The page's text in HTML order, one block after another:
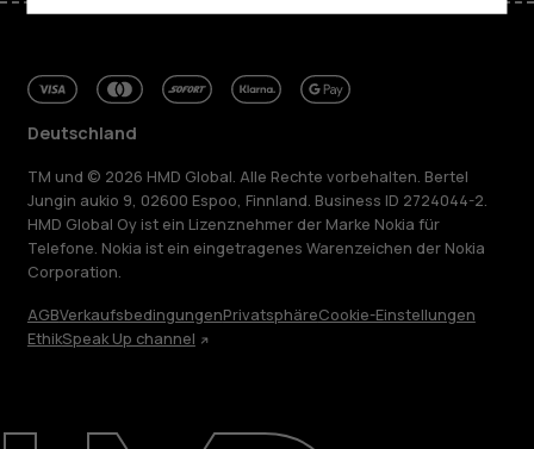
Reparieren, wiederverwenden, recyceln
Deutschland
TM und © 2026 HMD Global. Alle Rechte vorbehalten. Bertel
Jungin aukio 9, 02600 Espoo, Finnland. Business ID 2724044-2.
HMD Global Oy ist ein Lizenznehmer der Marke Nokia für
Telefone. Nokia ist ein eingetragenes Warenzeichen der Nokia
Corporation.
AGBVerkaufsbedingungenPrivatsphäreCookie-Einstellungen
EthikSpeak Up channel